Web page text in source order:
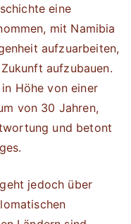
eine
mit Namibia
aufzuarbeiten,
aufzubauen.
Höhe von einer
von 30 Jahren,
und betont
jedoch über